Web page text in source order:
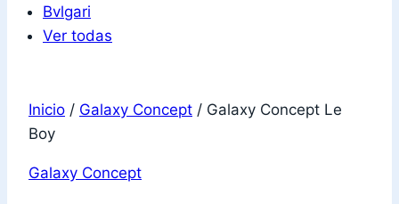
Bvlgari
Ver todas
Inicio / Galaxy Concept / Galaxy Concept Le
Boy
Galaxy Concept